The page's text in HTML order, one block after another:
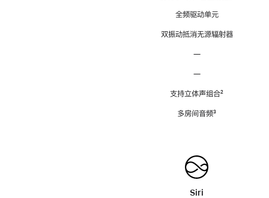
全频驱动单元
双振动抵消无源辐射器
—
—
支持立体声组合脚
²
多房间音频脚
³
Siri